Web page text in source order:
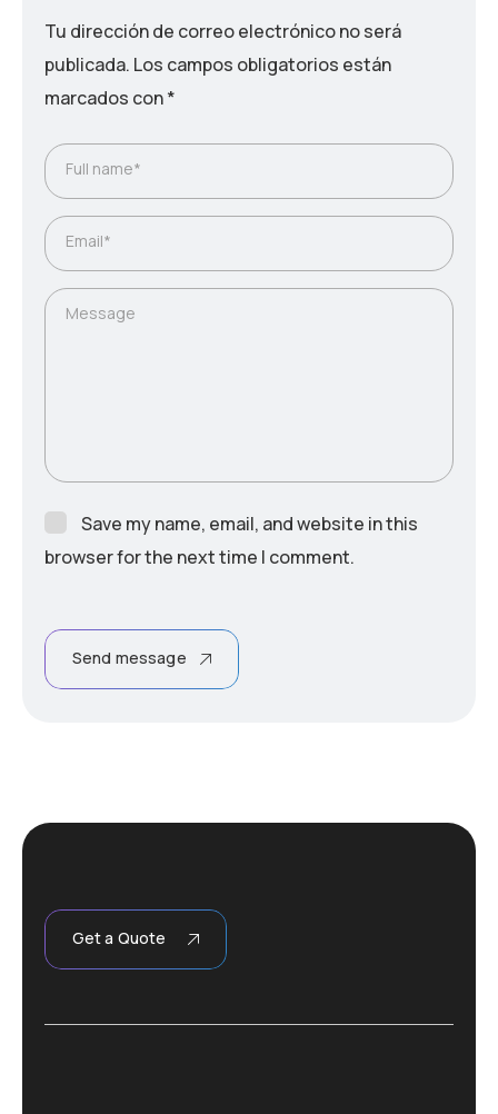
Tu dirección de correo electrónico no será
publicada. Los campos obligatorios están
marcados con*
Full name*
Email*
Message
Save my name, email, and website in this
browser for the next time I comment.
Send message
Get a Quote